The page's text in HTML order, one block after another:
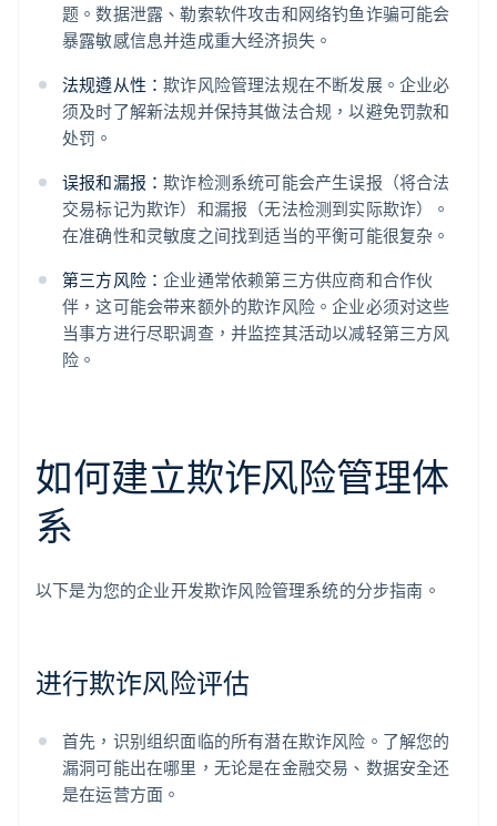
题。数据泄露、勒索软件攻击和网络钓鱼诈骗可能会
暴露敏感信息并造成重大经济损失。
法规遵从性：欺诈风险管理法规在不断发展。企业必
须及时了解新法规并保持其做法合规，以避免罚款和
处罚。
误报和漏报：欺诈检测系统可能会产生误报（将合法
交易标记为欺诈）和漏报（无法检测到实际欺诈）。
在准确性和灵敏度之间找到适当的平衡可能很复杂。
第三方风险：企业通常依赖第三方供应商和合作伙
伴，这可能会带来额外的欺诈风险。企业必须对这些
当事方进行尽职调查，并监控其活动以减轻第三方风
险。
如何建立欺诈风险管理体
系
以下是为您的企业开发欺诈风险管理系统的分步指南。
进行欺诈风险评估
首先，识别组织面临的所有潜在欺诈风险。了解您的
漏洞可能出在哪里，无论是在金融交易、数据安全还
是在运营方面。